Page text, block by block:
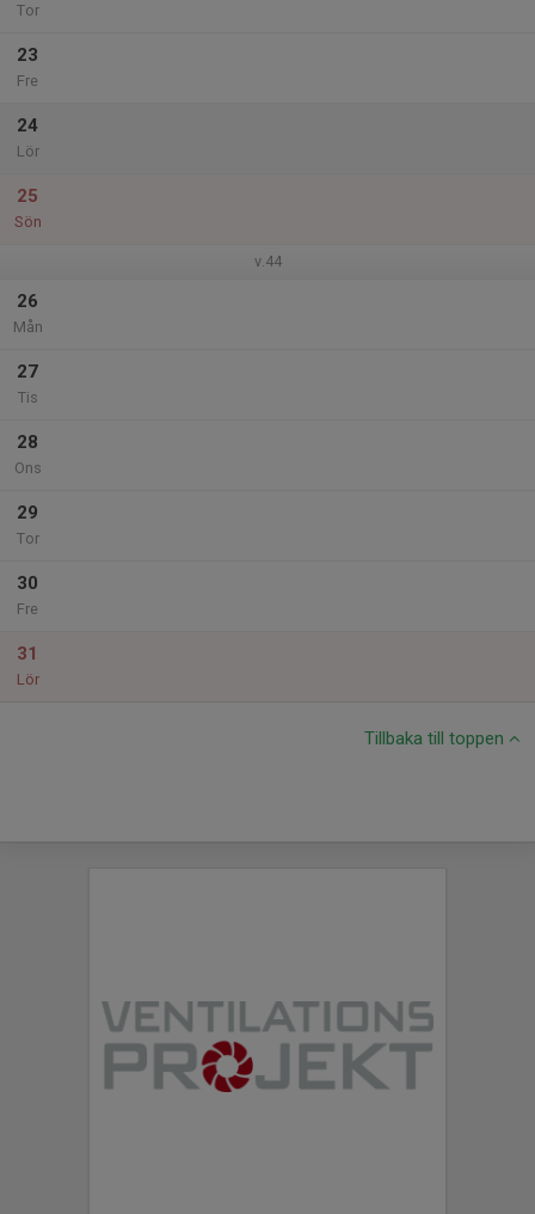
Tor
23
Fre
24
Lör
25
Sön
v.44
26
Mån
27
Tis
28
Ons
29
Tor
30
Fre
31
Lör
Tillbaka till toppen